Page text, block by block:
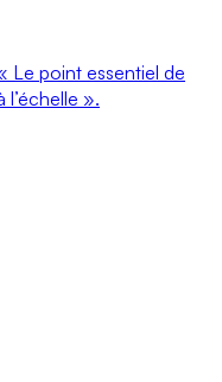
Le point essentiel de
l’échelle ».